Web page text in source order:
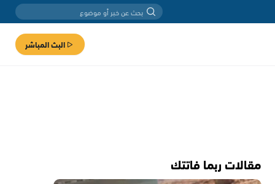
البث المباشر
مقالات ربما فاتتك